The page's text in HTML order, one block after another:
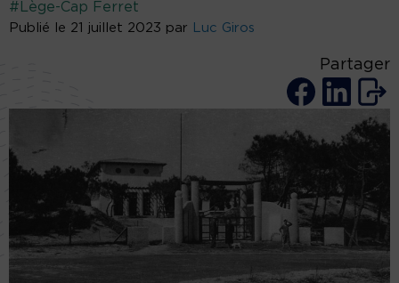
#Lège-Cap Ferret
Publié le 21 juillet 2023 par Luc Giros
Partager